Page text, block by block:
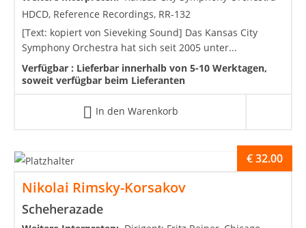
HDCD, Reference Recordings, RR-132
[Text: kopiert von Sieveking Sound] Das Kansas City
Symphony Orchestra hat sich seit 2005 unter...
Verfügbar : Lieferbar innerhalb von 5-10 Werktagen,
soweit verfügbar beim Lieferanten
In den Warenkorb
Nikolai Rimsky-Korsakov
Scheherazade
€32.00